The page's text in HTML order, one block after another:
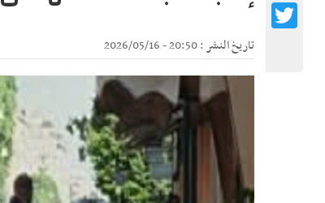
تاريخ النشر : 20:50 - 2026/05/16
Twitter